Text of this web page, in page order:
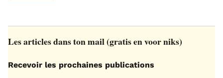
Les articles dans ton mail (gratis en voor niks)
Recevoir les prochaines publications